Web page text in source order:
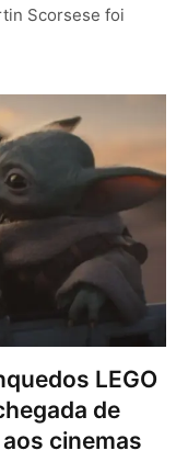
Scorsese foi
LEGO
de
cinemas